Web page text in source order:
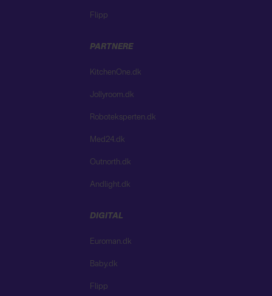
Flipp
PARTNERE
KitchenOne.dk
Jollyroom.dk
Roboteksperten.dk
Med24.dk
Outnorth.dk
Andlight.dk
DIGITAL
Euroman.dk
Baby.dk
Flipp